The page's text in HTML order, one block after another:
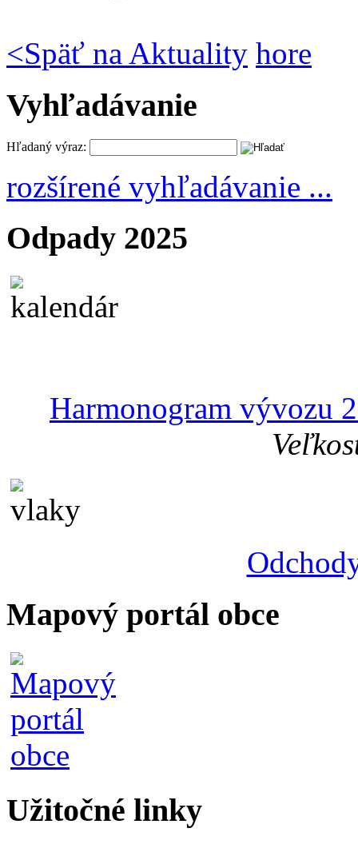
<Späť na Aktuality hore
Vyhľadávanie
Hľadaný výraz:
rozšírené vyhľadávanie ...
Odpady 2025
Harmonogram vývozu
Mapový portál obce
Užitočné linky